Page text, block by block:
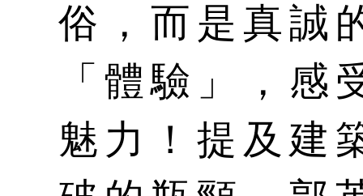
俗，而是真誠
「體驗」，感
魅力！提及建